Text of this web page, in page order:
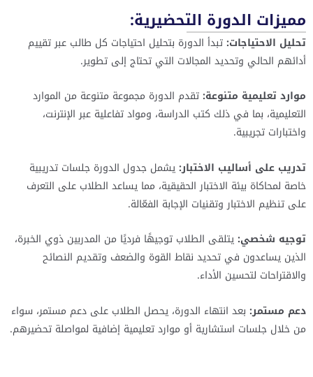
مميزات الدورة التحضيرية:
تحليل الاحتياجات:تبدأ الدورة بتحليل احتياجات كل طالب عبر تقييم
أدائهم الحالي وتحديد المجالات التي تحتاج إلى تطوير.
موارد تعليمية متنوعة:تقدم الدورة مجموعة متنوعة من الموارد
التعليمية، بما في ذلك كتب الدراسة، ومواد تفاعلية عبر الإنترنت،
واختبارات تجريبية.
تدريب على أساليب الاختبار:يشمل جدول الدورة جلسات تدريبية
خاصة لمحاكاة بيئة الاختبار الحقيقية، مما يساعد الطلاب على التعرف
على تنظيم الاختبار وتقنيات الإجابة الفعّالة.
توجيه شخصي:يتلقى الطلاب توجيهًا فرديًا من المدربين ذوي الخبرة،
الذين يساعدون في تحديد نقاط القوة والضعف وتقديم النصائح
والاقتراحات لتحسين الأداء.
دعم مستمر: بعد انتهاء الدورة، يحصل الطلاب على دعم مستمر، سواء
من خلال جلسات استشارية أو موارد تعليمية إضافية لمواصلة تحضيرهم.